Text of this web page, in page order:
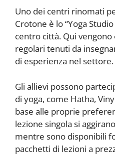
Uno dei centri rinomati
Crotone è lo “Yoga
centro città. Qui vengono
regolari tenuti da
di esperienza nel settore.
Gli allievi possono
di yoga, come Hatha,
base alle proprie
lezione singola si
mentre sono disponibili
pacchetti di lezioni a